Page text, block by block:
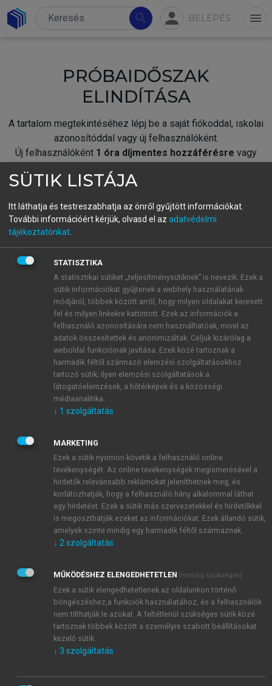
search person BELÉPÉS menu
PRÓBAIDŐSZAK
ELINDÍTÁSA
A tartalom megtekintéséhez lépj be a saját fiókoddal, iskolai
azonosítóddal vagy új felhasználóként.
Új felhasználóként 1 óra díjmentes hozzáférésre vagy
fiókoddal,vagy hozz létre új fiókot.
A regisztráció után apróbaidőszakautomatikusan
BELÉPÉS SAJÁT FIÓKKAL
ÚJ FIÓK LÉTREHOZÁSA
1 óra díjmentes hozzáférés
E-MAIL-CÍM
JELSZÓ
JELSZÓ ÚJRA
Kérek értesítést a MeRSZ újdonságairól, akcióiról.
Kérek értesítést az Akadémiai Kiadó Zrt. újdonságairól,
Adatkezelési tájékoztatóbanfoglaltakat tudomásul
veszem és elfogadom.
Általános vásárlási feltételeket, valamint a szotar.netés a
mersz.huoldalak licencszerződéseiben foglaltakat
tudomásul veszem és elfogadom.
KIPRÓBÁLOM
SÜTIK LISTÁJA
Itt láthatja és testreszabhatja az önről gyűjtött információkat.
További információért kérjük, olvasd el az adatvédelmi
tájékoztatónkat
STATISZTIKA
A statisztikai sütiket „teljesítménysütiknek” is nevezik. Ezek a
sütik információkat gyűjtenek a webhely használatának
módjáról, többek között arról, hogy milyen oldalakat keresett
fel és milyen linkekre kattintott. Ezek az információk a
felhasználó azonosítására nem használhatóak, mivel az
adatok összesítettek és anonimizáltak. Céljuk kizárólag a
weboldal funkcióinak javítása. Ezek közé tartoznak a
harmadik féltől származó elemzési szolgáltatásokhoz
tartozó sütik; ilyen elemzési szolgáltatások a
látogatóelemzések, a hőtérképek és a közösségi
médiaanalitika.
↓ 1 szolgáltatás
MARKETING
Ezek a sütik nyomon követik a felhasználó online
tevékenységét. Az online tevékenységek megismerésével a
hirdetők relevánsabb reklámokat jeleníthetnek meg, és
korlátozhatják, hogy a felhasználó hány alkalommal láthat
egy hirdetést. Ezek a sütik más szervezetekkel és hirdetőkkel
is megoszthatják ezeket az információkat. Ezek állandó sütik,
amelyek szinte mindig egy harmadik féltől származnak.
↓ 2 szolgáltatás
MŰKÖDÉSHEZ ELENGEDHETETLEN (mindig szükséges)
Ezek a sütik elengedhetetlenek az oldalunkon történő
böngészéshez,a funkciók használatához, és a felhasználók
nem tilthatják le azokat. A feltétlenül szükséges sütik közé
tartoznak többek között a személyre szabott beállításokat
kezelő sütik.
↓ 3 szolgáltatás